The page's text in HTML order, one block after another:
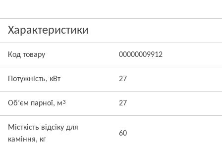
Характеристики
Код товару 00000009912
Потужність, кВт 27
Об’єм парної, м3 27
Місткість відсіку для
каміння, кг
60